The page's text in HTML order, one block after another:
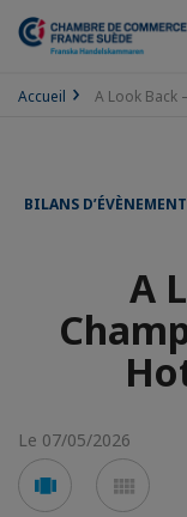
Accueil A Look
BILANS
A
Le 07/05/2026
Voir
en
en